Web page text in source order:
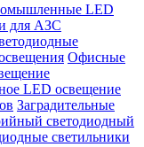
LED
для АЗС
Офисные
LED освещение
Заградительные
светодиодный
светильники